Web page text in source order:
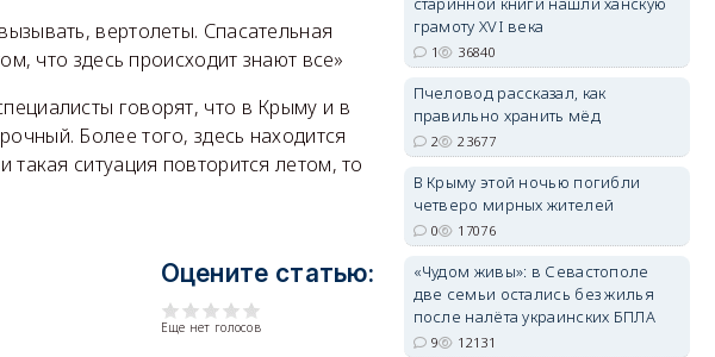
вертолеты. Спасательная
что здесь происходит знают все»
говорят, что в Крыму и в
Более того, здесь находится
ситуация повторится летом, то
Оцените статью:
Еще нет голосов
грамоту XVI века
1 36840
Пчеловод рассказал, как
правильно хранить мёд
2 23677
В Крыму этой ночью погибли
четверо мирных жителей
0 17076
«Чудом живы»: в Севастополе
две семьи остались без жилья
после налёта украинских БПЛА
9 12131